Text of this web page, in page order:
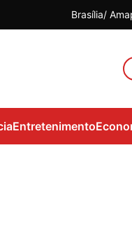
Brasília
Entretenimento